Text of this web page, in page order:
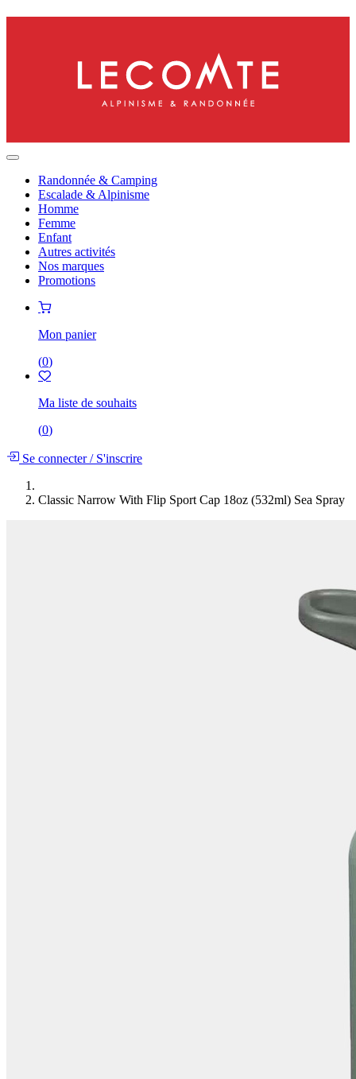
Randonnée & Camping
Escalade & Alpinisme
Homme
Femme
Enfant
Autres activités
Nos marques
Promotions
Mon panier
(0)
Ma liste de souhaits
(0)
Se connecter/S'inscrire
Classic Narrow With Flip Sport Cap 18oz (532ml) Sea Spray